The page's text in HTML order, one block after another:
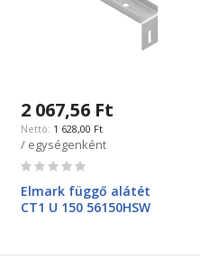
2 067,56 Ft
1 628,00 Ft
/ egységenként
Rating:
Elmark függő alátét
CT1 U 150 56150HSW